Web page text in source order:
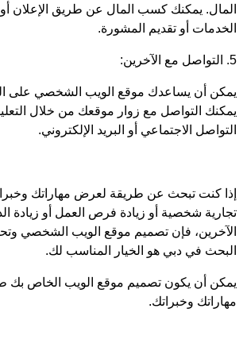
المال. يمكنك كسب المال عن طريق الإعلان أو
الخدمات أو تقديم المشورة.
5. التواصل مع الآخرين:
يمكن أن يساعدك موقع الويب الشخصي على
يمكنك التواصل مع زوار موقعك من خلال
التواصل الاجتماعي أو البريد الإلكتروني.
إذا كنت تبحث عن طريقة لعرض مهاراتك
تجارية شخصية أو زيادة فرص العمل أو زيادة
الآخرين، فإن تصميم موقع الويب الشخصي
البحث في دبي هو الخيار المناسب لك.
يمكن أن يكون تصميم موقع الويب الخاص بك
مهاراتك وخبراتك.